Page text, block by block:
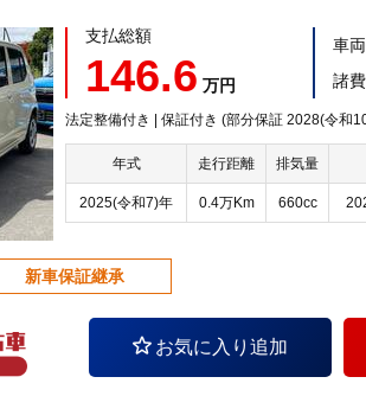
支払総額
146.6 万円
車
諸
法定整備付き | 保証付き (部分保証 2028(令和
年式 走行距離 排気量
2025(令和7)年 0.4万Km 660cc
新車保証継承
お気に入り追加